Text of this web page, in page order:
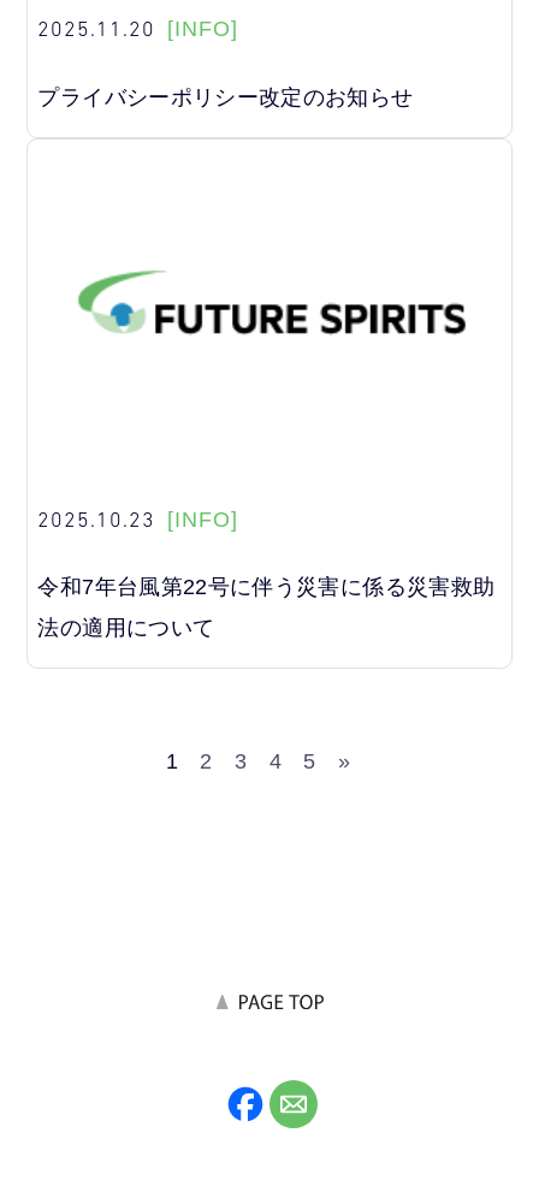
2025.11.20 [INFO]
プライバシーポリシー改定のお知らせ
2025.10.23 [INFO]
令和7年台風第22号に伴う災害に係る災害救助
法の適用について
1 2 3 4 5 »